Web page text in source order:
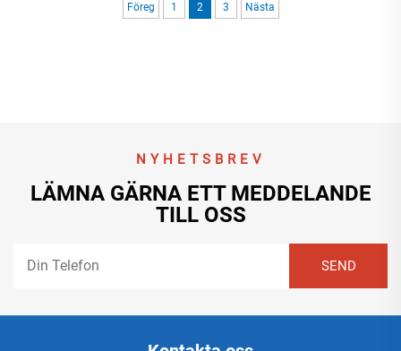
Föreg 1 2 3 Nästa
NYHETSBREV
LÄMNA GÄRNA ETT MEDDELANDE
TILL OSS